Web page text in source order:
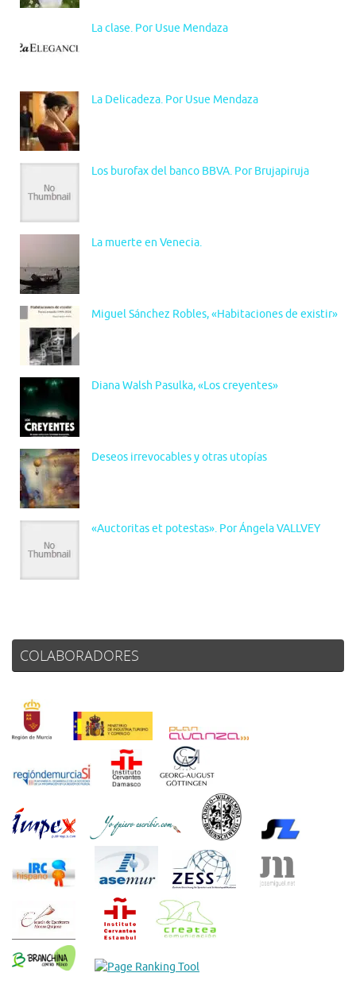
La clase. Por Usue Mendaza
La Delicadeza. Por Usue Mendaza
Los burofax del banco BBVA. Por Brujapiruja
La muerte en Venecia.
Miguel Sánchez Robles, «Habitaciones de existir»
Diana Walsh Pasulka, «Los creyentes»
Deseos irrevocables y otras utopías
«Auctoritas et potestas». Por Ángela VALLVEY
COLABORADORES